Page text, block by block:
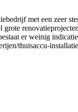
met een zeer
er weinig
thuisaccu-